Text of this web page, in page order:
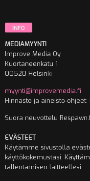
INFO
MEDIAMYYNTI
Improve Media Oy
Kuortaneenkatu 1
00520 Helsinki
myynti@improvemedia.fi
Hinnasto ja aineisto-ohjeet:
Suora neuvottelu
EVÄSTEET
Käytämme sivustolla
käyttökokemustasi.
tallentamisen laitteellesi.